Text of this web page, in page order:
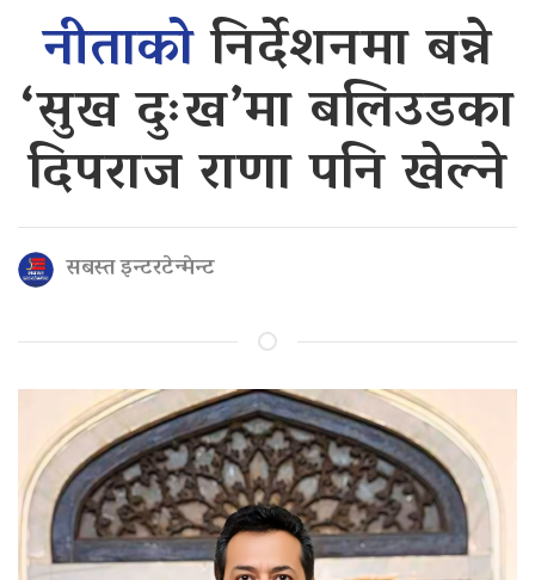
नीताकोनिर्देशनमा बन्ने
‘सुख दुःख’मा बलिउडका
दिपराज राणा पनि खेल्ने
सबस्त इन्टरटेन्मेन्ट